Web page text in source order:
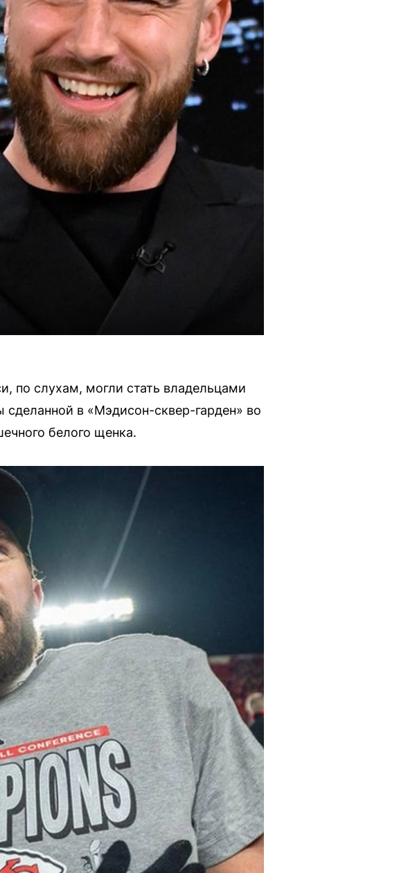
по слухам, могли стать владельцами
в «Мэдисон-сквер-гарден» во
белого щенка.